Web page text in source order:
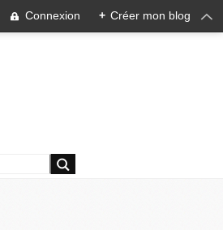
Connexion + Créer mon blog